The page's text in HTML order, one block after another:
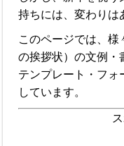
持ちには、変わりは
このページでは、様
の挨拶状）の文例・
テンプレート・フォ
しています。